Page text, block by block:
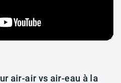
air-air vs air-eau à la